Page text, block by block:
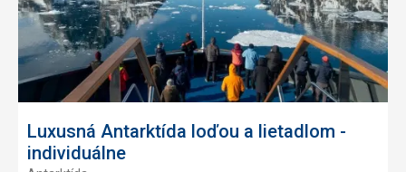
Luxusná Antarktída loďou a lietadlom -
individuálne